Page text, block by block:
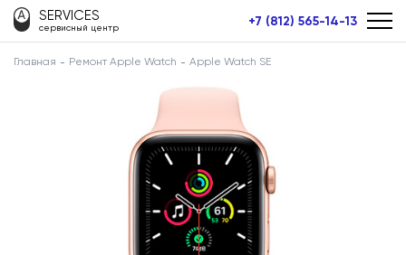
SERVICES
сервисный центр +7 (812) 565-14-13
Главная Ремонт Apple Watch Apple Watch SE